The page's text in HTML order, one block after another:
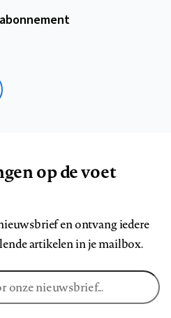
op de voet
en ontvang iedere
artikelen in je mailbox.